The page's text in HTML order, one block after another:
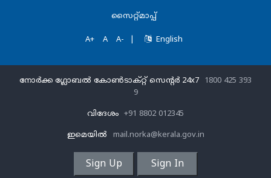
സൈറ്റ്മാപ്പ്
A+ A A- English
നോർക്ക ഗ്ലോബൽ കോൺടാക്റ്റ് സെന്‍റര്‍ 24x7
1800 425 393
9
വിദേശം +91 8802 012345
ഇമെയിൽ mail.norka@kerala.gov.in
Sign Up Sign In